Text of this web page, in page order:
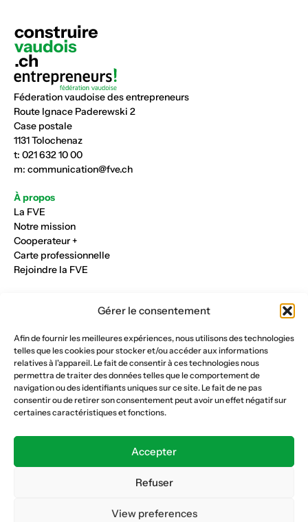
Gérer le consentement
Afin de fournir les meilleures expériences, nous utilisons des technologies
telles que les cookies pour stocker et/ou accéder aux informations
relatives à l'appareil. Le fait de consentir à ces technologies nous
permettra de traiter des données telles que le comportement de
navigation ou des identifiants uniques sur ce site. Le fait de ne pas
consentir ou de retirer son consentement peut avoir un effet négatif sur
certaines caractéristiques et fonctions.
Accepter
Refuser
View preferences
Féderation vaudoise des entrepreneurs
Route Ignace Paderewski 2
Case postale
1131 Tolochenaz
t: 021 632 10 00
m: communication@fve.ch
À propos
La FVE
Notre mission
Cooperateur +
Carte professionnelle
Rejoindre la FVE
Maçonnerie et génie civil
Parqueterie et sols
Menuiserie et bois
Plâtrerie et peinture
Nous suivre
Formation continue
Caisse AVS 66.1